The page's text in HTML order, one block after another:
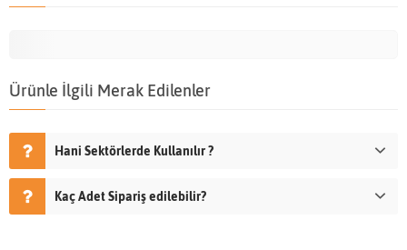
Ürünle İlgili Merak Edilenler
Hani Sektörlerde Kullanılır ?
Kaç Adet Sipariş edilebilir?